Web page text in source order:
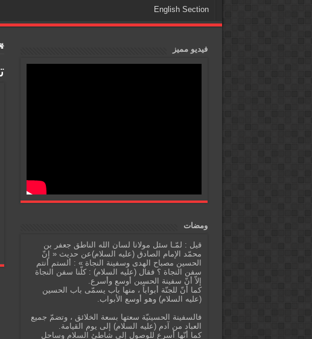
English Section
فيديو مميز
ومضات
قيل : لمّـا سئل مولانا لسان الله الناطق جعفر بن
محمّد الإمام الصادق (عليه السلام)عن حديث « إنّ
الحسين مصباح الهدى وسفينة النجاة » : ألستم أنتم
سفن النجاة ؟ فقال (عليه السلام) : كلّنا سفن النجاة
إلاّ أنّ سفينة الحسين أوسع وأسرع.
كما أنّ للجنّة أبواباً ، منها باب يسمّى باب الحسين
(عليه السلام) وهو أوسع الأبواب.
فالسفينة الحسينيّة سعتها بسعة الخلائق ، وتضمّ جميع
العباد من آدم (عليه السلام) إلى يوم القيامة.
كما أنّها أسرع للوصول إلى شاطئ السلام وساحل